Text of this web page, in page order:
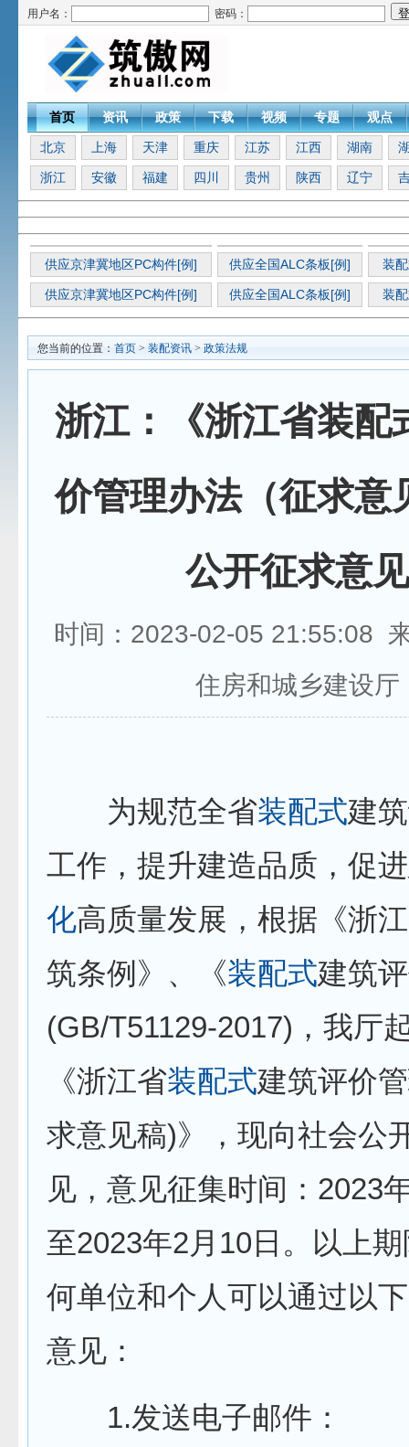
用户名： 密码：
首页 资讯 政策 下载 视频 专题 观点
北京 上海 天津 重庆 江苏 江西 湖南
浙江 安徽 福建 四川 贵州 陕西 辽宁
供应京津冀地区PC构件[例] 供应全国ALC条板[例] 装
供应京津冀地区PC构件[例] 供应全国ALC条板[例] 装
您当前的位置： 首页 > 装配资讯 > 政策法规
浙江：《浙江省装配
价管理办法（征求意
公开征求意见
时间：2023-02-05 21:55:08
住房和城乡建设厅
为规范全省装配式建
工作，提升建造品质，促
化高质量发展，根据《浙
筑条例》、《装配式建筑
(GB/T51129-2017)，我厅
《浙江省装配式建筑评价
求意见稿)》，现向社会公
见，意见征集时间：2023
至2023年2月10日。以上
何单位和个人可以通过以
意见：
1.发送电子邮件：